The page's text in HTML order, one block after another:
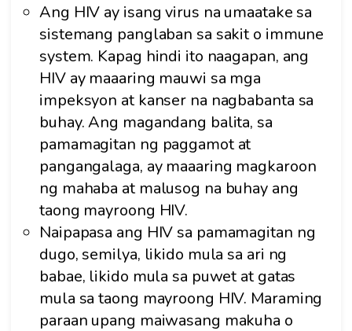
Ang HIV ay isang virus na umaatake sa
sistemang panglaban sa sakit o immune
system. Kapag hindi ito naagapan, ang
HIV ay maaaring mauwi sa mga
impeksyon at kanser na nagbabanta sa
buhay. Ang magandang balita, sa
pamamagitan ng paggamot at
pangangalaga, ay maaaring magkaroon
ng mahaba at malusog na buhay ang
taong mayroong HIV.
Naipapasa ang HIV sa pamamagitan ng
dugo, semilya, likido mula sa ari ng
babae, likido mula sa puwet at gatas
mula sa taong mayroong HIV. Maraming
paraan upang maiwasang makuha o